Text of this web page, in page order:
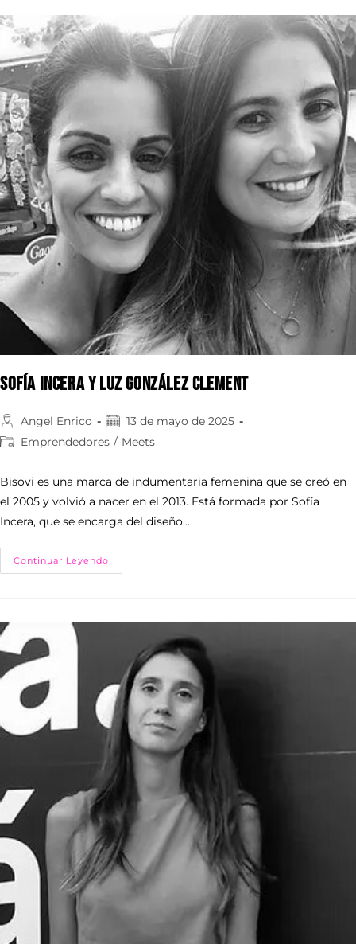
Sofía Incera y Luz González Clement
Angel Enrico
13 de mayo de 2025
Emprendedores / Meets
Bisovi es una marca de indumentaria femenina que se creó en
el 2005 y volvió a nacer en el 2013. Está formada por Sofía
Incera, que se encarga del diseño…
Continuar Leyendo